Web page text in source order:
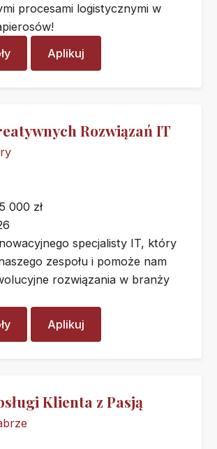
procesami logistycznymi w
Aplikuj
Rozwiązań IT
000 zł
specjalisty IT, który
zespołu i pomoże nam
rozwiązania w branży
Aplikuj
Klienta z Pasją